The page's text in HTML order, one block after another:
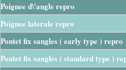
Poignee d\'angle repro
Poignee laterale repro
Pontet fix sangles ( early type ) repro
Pontet fix sangles ( standard type )